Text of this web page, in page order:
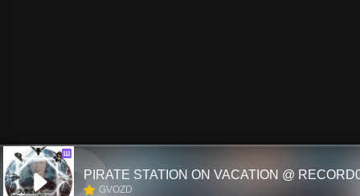
Ш
GVOZD